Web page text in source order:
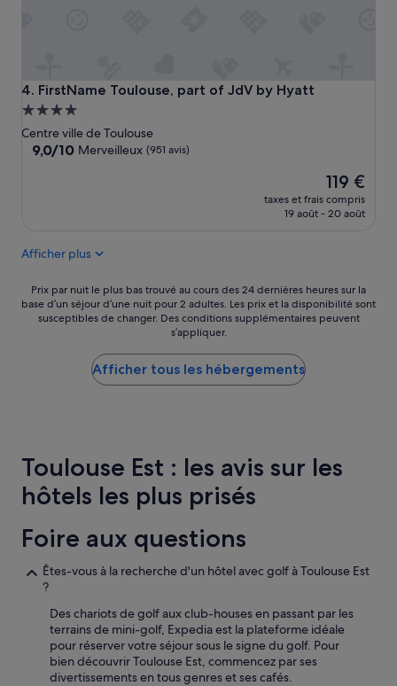
d
o
c
»
4. FirstName Toulouse, part of JdV by Hyatt
FirstName Toulouse, part of JdV by Hyatt
Hébergement
4.0 étoiles
Centre ville de Toulouse
9.0
9,0/10 Merveilleux (951 avis)
Le
nouveau
prix
119 €
taxes et frais compris
19 août - 20 août
Afficher plus
Prix
par
nuit
heures
sur
la
d’un
séjour
d’une
nuit
pour
2 adultes.
Prix par nuit le plus bas trouvé au cours des 24 dernières heures sur la
base d’un séjour d’une nuit pour 2 adultes. Les prix et la disponibilité sont
susceptibles de changer. Des conditions supplémentaires peuvent
s’appliquer.
Afficher tous les hébergements
Toulouse Est : les avis sur les
hôtels les plus prisés
Foire aux questions
Êtes-vous à la recherche d'un hôtel avec golf à Toulouse Est
?
Des chariots de golf aux club-houses en passant par les
terrains de mini-golf, Expedia est la plateforme idéale
pour réserver votre séjour sous le signe du golf. Pour
bien découvrir Toulouse Est, commencez par ses
divertissements en tous genres et ses cafés.